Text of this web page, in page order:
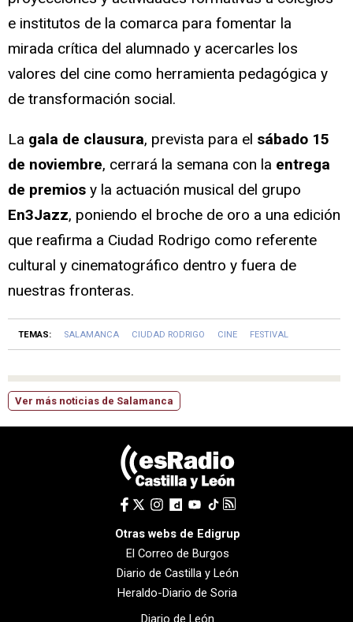
e institutos de la comarca para fomentar la
mirada crítica del alumnado y acercarles los
valores del cine como herramienta pedagógica y
de transformación social.
La gala de clausura, prevista para el sábado 15
de noviembre, cerrará la semana con la entrega
de premios y la actuación musical del grupo
En3Jazz, poniendo el broche de oro a una edición
que reafirma a Ciudad Rodrigo como referente
cultural y cinematográfico dentro y fuera de
nuestras fronteras.
TEMAS: SALAMANCA CIUDAD RODRIGO CINE FESTIVAL
Ver más noticias de Salamanca
Otras webs de Edigrup
El Correo de Burgos
Diario de Castilla y León
Heraldo-Diario de Soria